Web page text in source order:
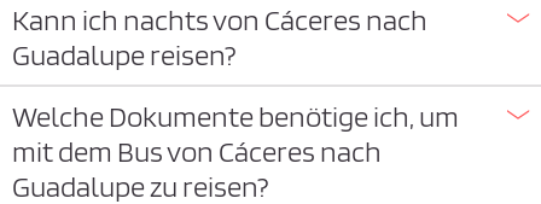
Kann ich nachts von Cáceres nach
Guadalupe reisen?
Welche Dokumente benötige ich, um
mit dem Bus von Cáceres nach
Guadalupe zu reisen?